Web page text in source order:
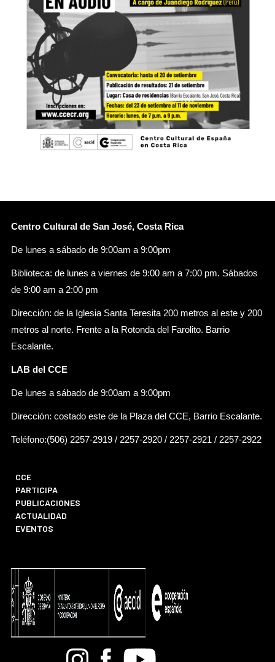
Centro Cultural de San José, Costa Rica
De lunes a sábado de 9:00am a 9:00pm
Biblioteca: de lunes a viernes de 9:00 am a 7:00 pm. Sábados
de 9:00 am a 2:00 pm
Dirección: de la Iglesia Santa Teresita 200 metros al este y 200
metros al norte. Frente a la Rotonda del Farolito. Barrio
Escalante.
LAB del CCE
De lunes a sábado de 9:00am a 9:00pm
Dirección: costado este de la Plaza del CCE, Barrio Escalante.
Teléfono:(506) 2257-2919 / 2257-2920 / 2257-2921 / 2257-2922
CCE
PARTICIPA
PUBLICACIONES
ACTUALIDAD
EVENTOS
BandcampInstagramFacebook
Youtube